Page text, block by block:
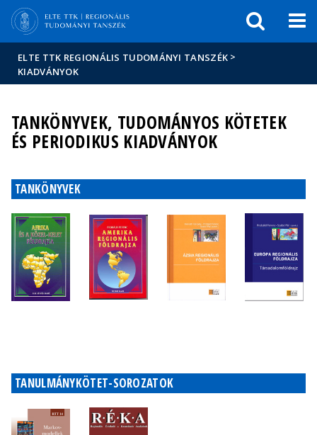
Események
ELTE a
sajtóban
ELTE TTK REGIONÁLIS TUDOMÁNYI TANSZÉK >
KIADVÁNYOK
TANKÖNYVEK, TUDOMÁNYOS KÖTETEK
ÉS PERIODIKUS KIADVÁNYOK
TANKÖNYVEK
TANULMÁNYKÖTET-SOROZATOK